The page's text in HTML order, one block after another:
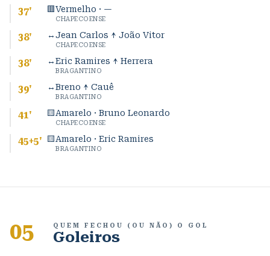
37' 🟥Vermelho · —
CHAPECOENSE
38' ↔Jean Carlos ↑ João Vitor
CHAPECOENSE
38' ↔Eric Ramires ↑ Herrera
BRAGANTINO
39' ↔Breno ↑ Cauê
BRAGANTINO
41' 🟨Amarelo · Bruno Leonardo
CHAPECOENSE
45+5' 🟨Amarelo · Eric Ramires
BRAGANTINO
05 QUEM FECHOU (OU NÃO) O GOL
Goleiros